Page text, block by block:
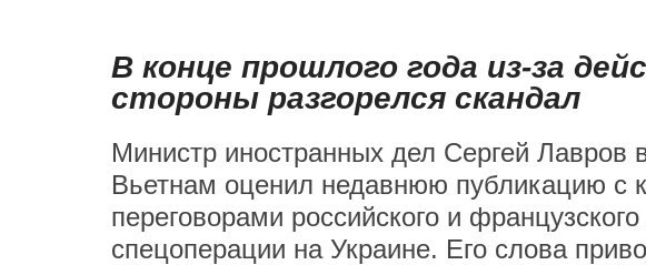
В конце прошлого года из-за
стороны разгорелся скандал
Министр иностранных дел Сергей Лавров
Вьетнам оценил недавнюю публикацию с
переговорами российского и
спецоперации на Украине. Его слова